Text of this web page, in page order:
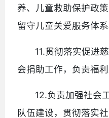
养、儿童救助保护政
留守儿童关爱服务体
11.贯彻落实促进
会捐助工作，负责福利
12.负责加强社会
队伍建设，贯彻落实